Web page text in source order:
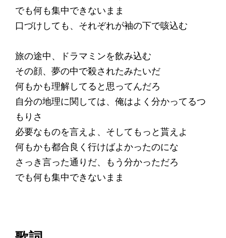
でも何も集中できないまま
口づけしても、それぞれが袖の下で咳込む
旅の途中、ドラマミンを飲み込む
その顔、夢の中で殺されたみたいだ
何もかも理解してると思ってんだろ
自分の地理に関しては、俺はよく分かってるつ
もりさ
必要なものを言えよ、そしてもっと貰えよ
何もかも都合良く行けばよかったのにな
さっき言った通りだ、もう分かっただろ
でも何も集中できないまま